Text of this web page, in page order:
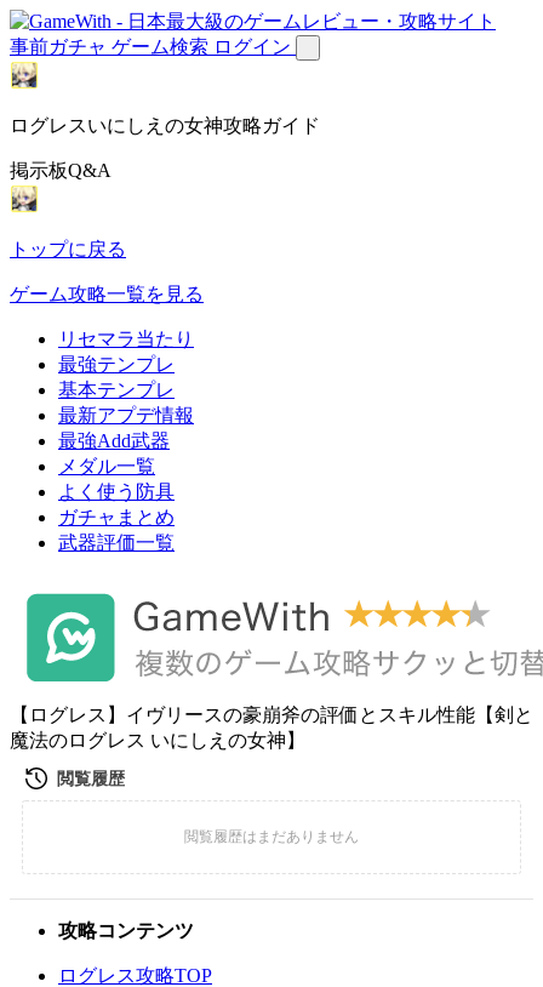
事前ガチャ ゲーム検索 ログイン
ログレスいにしえの女神攻略ガイド
掲示板Q&A
トップに戻る
ゲーム攻略一覧を見る
リセマラ当たり
最強テンプレ
基本テンプレ
最新アプデ情報
最強Add武器
メダル一覧
よく使う防具
ガチャまとめ
武器評価一覧
【ログレス】イヴリースの豪崩斧の評価とスキル性能【剣と
魔法のログレス いにしえの女神】
攻略コンテンツ
ログレス攻略TOP